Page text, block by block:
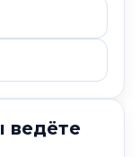
ведёте